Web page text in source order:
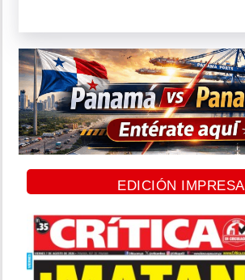
EDICIÓN IMPRESA